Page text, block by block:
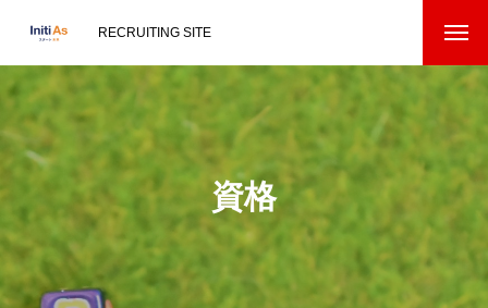
RECRUITING SITE
資格